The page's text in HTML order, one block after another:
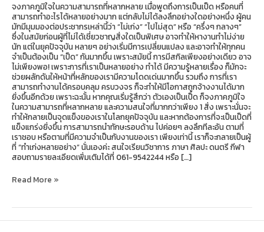
จงภาคภูมิใจในความสามารถที่หลากหลาย เมื่อพูดถึงการเป็นเป็ด หรือคนที่
สามารถทำอะไรได้หลายอย่างมาก แต่กลับไม่ได้ลงลึกอย่างใดอย่างหนึ่ง ผู้คน
มักมีมุมมองต่อประชากรเหล่านี้ว่า “ไม่เก่ง” “ไปไม่สุด” หรือ “ครึ่งๆ กลางๆ”
ซึ่งในสมัยก่อนผู้ที่ไม่ได้เชี่ยวชาญสิ่งใดเป็นพิเศษ อาจทำให้หางานทำไม่ง่าย
นัก แต่ในยุคปัจจุบัน หลายๆ อย่างเริ่มมีการเปลี่ยนแปลง และอาจทำให้ทุกคน
จำเป็นต้องเป็น “เป็ด” กันมากขึ้น เพราะสมัยนี้ การมีสกิลเพียงอย่างเดียว อาจ
ไม่เพียงพอ! เพราะการที่เราเป็นหลายอย่าง ทำได้ มีความรู้หลายเรื่อง ก็มักจะ
ช่วยผลักดันให้หน้าที่หลักของเรามีความโดดเด่นมากขึ้น รวมถึง การที่เรา
สามารถทำงานได้ครอบคลุม ครบวงจร ก็จะทำให้มีโอกาสถูกจ้างงานได้มาก
ยิ่งขึ้นอีกด้วย เพราะฉะนั้น หากคุณเริ่มรู้สึกว่า ตัวเองเป็นเป็ด ก็จงภาคภูมิใจ
ในความสามารถที่หลากหลาย และความสนใจที่มากกว่าเพียง 1 สิ่ง เพราะนั่นจะ
ทำให้กลายเป็นจุดแข็งของเราในโลกยุคปัจจุบัน และหากต้องการที่จะเป็นเป็ดที่
แข็งแกร่งยิ่งขึ้น การสามารถนำทักษะรอบด้าน ไปค่อยๆ ลงลึกทีละอัน ตามที่
เราชอบ หรือตามที่มีความจำเป็นกับงานของเรา เพียงเท่านี้ เราก็จะกลายเป็นผู้
ที่ “ทำเก่งหลายอย่าง” นั่นเองค่ะ สนใจเรียนวิชาการ ภาษา ศิลปะ ดนตรี กีฬา
สอบถามรายละเอียดเพิ่มเติมได้ที่ 061-9542244 หรือ […]
คิด!
Read More »